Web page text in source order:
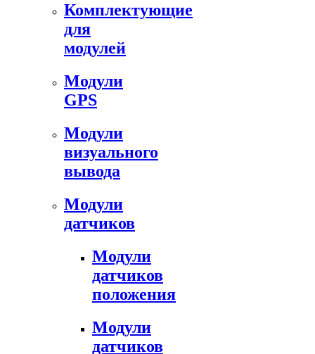
Комплектующие
для
модулей
Модули
GPS
Модули
визуального
вывода
Модули
датчиков
Модули
датчиков
положения
Модули
датчиков